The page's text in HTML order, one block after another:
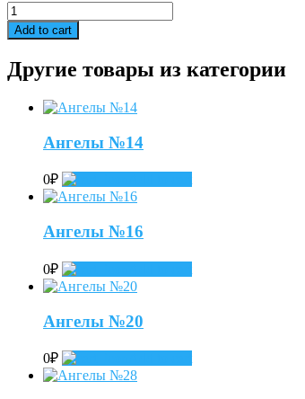
Ангелы
№12
quantity
Add to cart
Другие товары из категории
Ангелы №14
0₽
Ангелы №16
0₽
Ангелы №20
0₽